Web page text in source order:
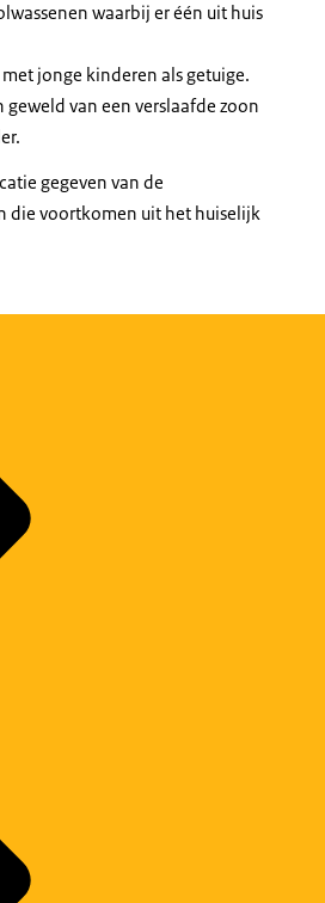
waarbij er één uit huis
jonge kinderen als getuige.
van een verslaafde zoon
gegeven van de
die voortkomen uit het huiselijk